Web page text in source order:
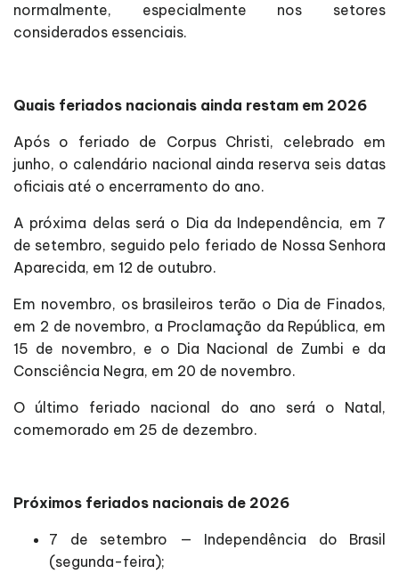
normalmente, especialmente nos setores
considerados essenciais.
Quais feriados nacionais ainda restam em 2026
Após o feriado de Corpus Christi, celebrado em
junho, o calendário nacional ainda reserva seis datas
oficiais até o encerramento do ano.
A próxima delas será o Dia da Independência, em 7
de setembro, seguido pelo feriado de Nossa Senhora
Aparecida, em 12 de outubro.
Em novembro, os brasileiros terão o Dia de Finados,
em 2 de novembro, a Proclamação da República, em
15 de novembro, e o Dia Nacional de Zumbi e da
Consciência Negra, em 20 de novembro.
O último feriado nacional do ano será o Natal,
comemorado em 25 de dezembro.
Próximos feriados nacionais de 2026
7 de setembro — Independência do Brasil
(segunda-feira);